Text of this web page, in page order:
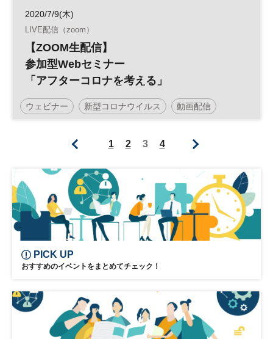
2020/7/9(木)
LIVE配信（zoom）
【ZOOM生配信】
参加型Webセミナー
「アフターコロナを考える」
ウェビナー 新型コロナウイルス 動画配信
1 2 3 4
PICK UP
おすすめのイベントをまとめてチェック！